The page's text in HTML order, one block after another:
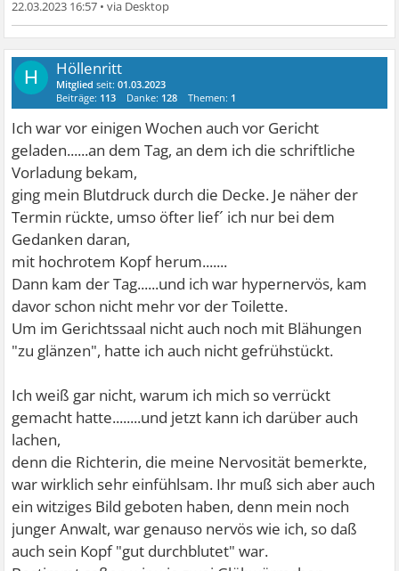
22.03.2023 16:57 •
H Höllenritt
Mitglied seit:01.03.2023
Beiträge: 113 Danke: 128 Themen: 1
Ich war vor einigen Wochen auch vor Gericht
geladen......an dem Tag, an dem ich die schriftliche
Vorladung bekam,
ging mein Blutdruck durch die Decke. Je näher der
Termin rückte, umso öfter lief´ ich nur bei dem
Gedanken daran,
mit hochrotem Kopf herum.......
Dann kam der Tag......und ich war hypernervös, kam
davor schon nicht mehr vor der Toilette.
Um im Gerichtssaal nicht auch noch mit Blähungen
"zu glänzen", hatte ich auch nicht gefrühstückt.
Ich weiß gar nicht, warum ich mich so verrückt
gemacht hatte........und jetzt kann ich darüber auch
lachen,
denn die Richterin, die meine Nervosität bemerkte,
war wirklich sehr einfühlsam. Ihr muß sich aber auch
ein witziges Bild geboten haben, denn mein noch
junger Anwalt, war genauso nervös wie ich, so daß
auch sein Kopf "gut durchblutet" war.